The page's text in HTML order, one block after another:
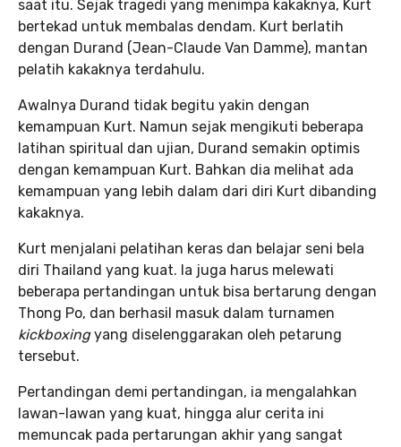
saat itu. Sejak tragedi yang menimpa kakaknya, Kurt
bertekad untuk membalas dendam. Kurt berlatih
dengan Durand (Jean-Claude Van Damme), mantan
pelatih kakaknya terdahulu.
Awalnya Durand tidak begitu yakin dengan
kemampuan Kurt. Namun sejak mengikuti beberapa
latihan spiritual dan ujian, Durand semakin optimis
dengan kemampuan Kurt. Bahkan dia melihat ada
kemampuan yang lebih dalam dari diri Kurt dibanding
kakaknya.
Kurt menjalani pelatihan keras dan belajar seni bela
diri Thailand yang kuat. Ia juga harus melewati
beberapa pertandingan untuk bisa bertarung dengan
Thong Po, dan berhasil masuk dalam turnamen
kickboxingyang diselenggarakan oleh petarung
tersebut.
Pertandingan demi pertandingan, ia mengalahkan
lawan-lawan yang kuat, hingga alur cerita ini
memuncak pada pertarungan akhir yang sangat